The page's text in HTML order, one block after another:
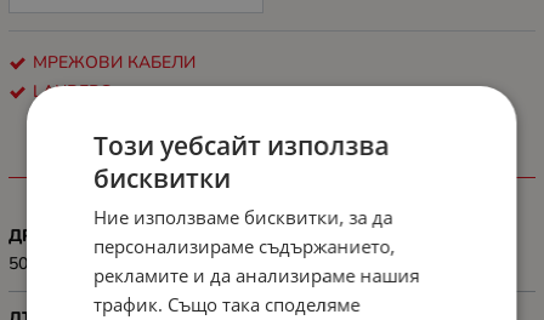
МРЕЖОВИ КАБЕЛИ
LANBERG
ХАРАКТЕРИСТИКИ
ДРУГИ
50-pack
Този уебсайт използва
бисквитки
Ние използваме бисквитки, за да
персонализираме съдържанието,
рекламите и да анализираме нашия
трафик. Също така споделяме